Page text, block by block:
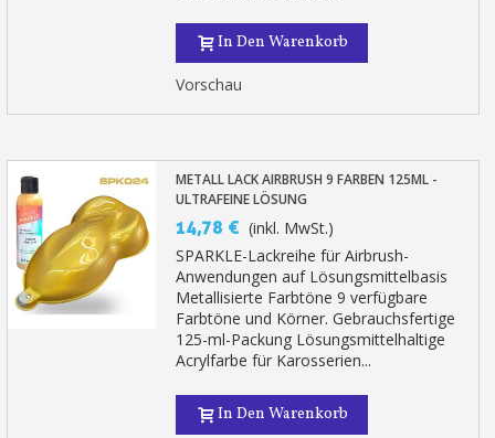
In Den Warenkorb
Vorschau
METALL LACK AIRBRUSH 9 FARBEN 125ML -
ULTRAFEINE LÖSUNG
14,78 € (inkl. MwSt.)
SPARKLE-Lackreihe für Airbrush-
Anwendungen auf Lösungsmittelbasis
Metallisierte Farbtöne 9 verfügbare
Farbtöne und Körner. Gebrauchsfertige
125-ml-Packung Lösungsmittelhaltige
Acrylfarbe für Karosserien...
In Den Warenkorb